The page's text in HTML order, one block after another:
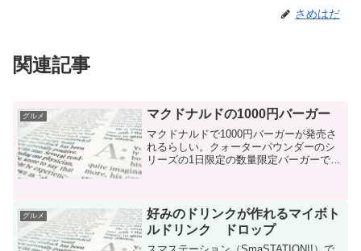
さめはだ
関連記事
グルメ マクドナルドの1000円バーガー
マクドナルドで1000円バーガーが発売さ
れるらしい。クォーターパウンダーのシ
リーズの1日限定の数量限定バーガーで、
ー...
グルメ
好みのドリンクが作れるマイボト
ルドリンク ドロップ